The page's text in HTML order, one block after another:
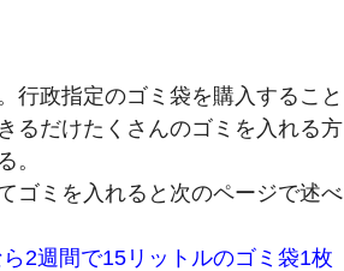
行政指定のゴミ袋を購入すること
るだけたくさんのゴミを入れる方
。
ゴミを入れると次のページで述べ
2週間で15リットルのゴミ袋1枚